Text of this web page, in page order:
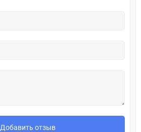
Добавить отзыв